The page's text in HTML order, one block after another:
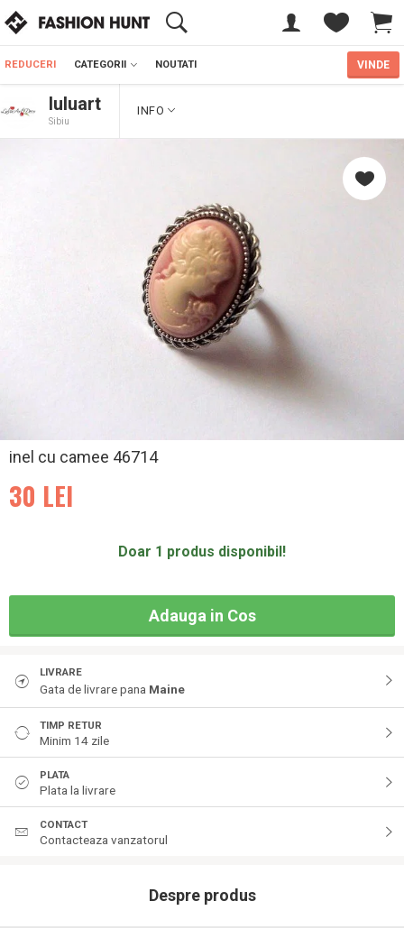
REDUCERI CATEGORII NOUTATI VINDE
luluart
Sibiu
INFO
inel cu camee 46714
30 LEI
Doar 1 produs disponibil!
Adauga in Cos
LIVRARE
Gata de livrare pana Maine
TIMP RETUR
Minim 14 zile
PLATA
Plata la livrare
CONTACT
Contacteaza vanzatorul
Despre produs